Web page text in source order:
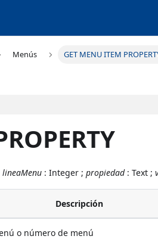
Menús GET MENU ITEM
lineaMenu : Integer ;propiedad: Text ;
Descripción
o número de menú